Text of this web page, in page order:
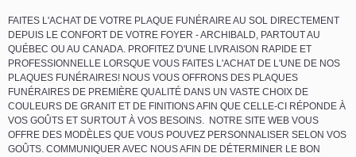
FAITES L'ACHAT DE VOTRE PLAQUE FUNÉRAIRE AU SOL DIRECTEMENT
DEPUIS LE CONFORT DE VOTRE FOYER - ARCHIBALD, PARTOUT AU
QUÉBEC OU AU CANADA. PROFITEZ D'UNE LIVRAISON RAPIDE ET
PROFESSIONNELLE LORSQUE VOUS FAITES L'ACHAT DE L'UNE DE NOS
PLAQUES FUNÉRAIRES! NOUS VOUS OFFRONS DES PLAQUES
FUNÉRAIRES DE PREMIÈRE QUALITÉ DANS UN VASTE CHOIX DE
COULEURS DE GRANIT ET DE FINITIONS AFIN QUE CELLE-CI RÉPONDE À
VOS GOÛTS ET SURTOUT À VOS BESOINS. NOTRE SITE WEB VOUS
OFFRE DES MODÈLES QUE VOUS POUVEZ PERSONNALISER SELON VOS
GOÛTS. COMMUNIQUER AVEC NOUS AFIN DE DÉTERMINER LE BON